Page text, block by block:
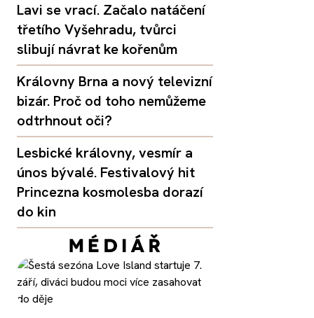
Lavi se vrací. Začalo natáčení
třetího Vyšehradu, tvůrci
slibují návrat ke kořenům
Královny Brna a nový televizní
bizár. Proč od toho nemůžeme
odtrhnout oči?
Lesbické královny, vesmír a
únos bývalé. Festivalový hit
Princezna kosmolesba dorazí
do kin